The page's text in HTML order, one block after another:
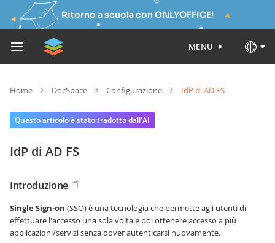
Ritorno a scuola con ONLYOFFICE!
MENU
Home DocSpace Configurazione IdP di AD FS
Questo articolo è stato tradotto dall'AI
IdP di AD FS
Introduzione
Single Sign-on (SSO) è una tecnologia che permette agli utenti di
effettuare l'accesso una sola volta e poi ottenere accesso a più
applicazioni/servizi senza dover autenticarsi nuovamente.